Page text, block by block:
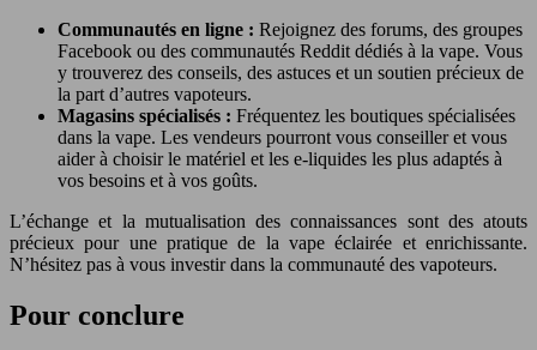
Communautés en ligne : Rejoignez des forums, des groupes
Facebook ou des communautés Reddit dédiés à la vape. Vous
y trouverez des conseils, des astuces et un soutien précieux de
la part d’autres vapoteurs.
Magasins spécialisés : Fréquentez les boutiques spécialisées
dans la vape. Les vendeurs pourront vous conseiller et vous
aider à choisir le matériel et les e-liquides les plus adaptés à
vos besoins et à vos goûts.
L’échange et la mutualisation des connaissances sont des atouts
précieux pour une pratique de la vape éclairée et enrichissante.
N’hésitez pas à vous investir dans la communauté des vapoteurs.
Pour conclure